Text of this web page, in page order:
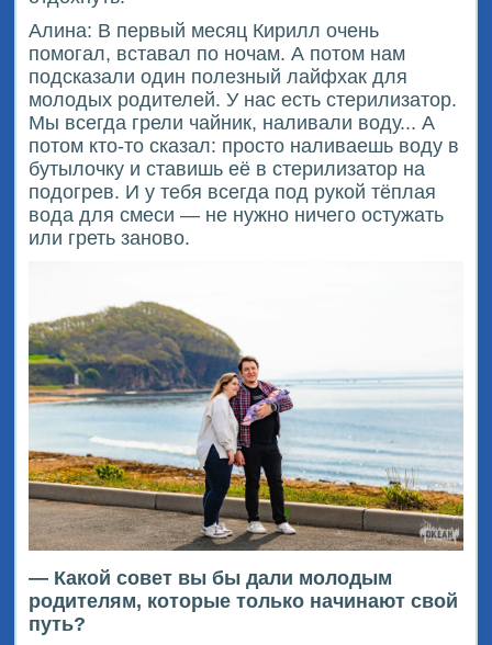
Алина: В первый месяц Кирилл очень
помогал, вставал по ночам. А потом нам
подсказали один полезный лайфхак для
молодых родителей. У нас есть стерилизатор.
Мы всегда грели чайник, наливали воду... А
потом кто-то сказал: просто наливаешь воду в
бутылочку и ставишь её в стерилизатор на
подогрев. И у тебя всегда под рукой тёплая
вода для смеси — не нужно ничего остужать
или греть заново.
— Какой совет вы бы дали молодым
родителям, которые только начинают свой
путь?